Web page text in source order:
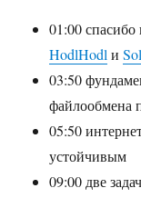
01:00
HodlHodl и
03:50
файлообмена
05:50
устойчивым
09:00 две